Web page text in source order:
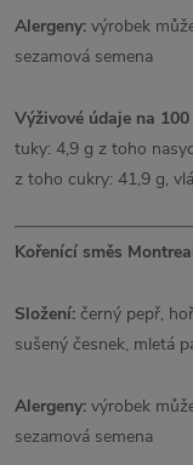
Alergeny: výrobek
sezamová semena
Výživové údaje na 100
tuky: 4,9 g z toho
z toho cukry: 41,9 g,
Kořenící směs
Složení: černý pepř,
sušený česnek, mletá
Alergeny: výrobek
sezamová semena